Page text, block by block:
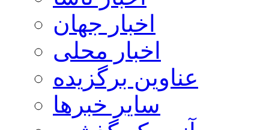
اخبار جهان
اخبار محلی
عناوین برگزیده
سایر خبرها